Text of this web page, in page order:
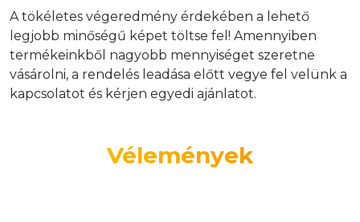
A tökéletes végeredmény érdekében a lehető
legjobb minőségű képet töltse fel! Amennyiben
termékeinkből nagyobb mennyiséget szeretne
vásárolni, a rendelés leadása előtt vegye fel velünk a
kapcsolatot és kérjen egyedi ajánlatot.
Vélemények